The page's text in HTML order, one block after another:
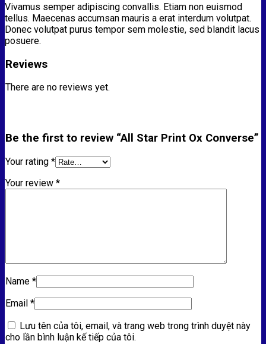
Vivamus semper adipiscing convallis. Etiam non euismod
tellus. Maecenas accumsan mauris a erat interdum volutpat.
Donec volutpat purus tempor sem molestie, sed blandit lacus
posuere.
Reviews
There are no reviews yet.
Be the first to review “All Star Print Ox Converse”
Your rating *
Your review *
Name *
Email *
Lưu tên của tôi, email, và trang web trong trình duyệt này
cho lần bình luận kế tiếp của tôi.